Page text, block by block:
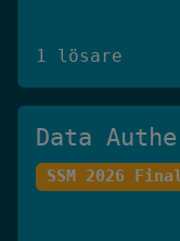
1 lösare
Data
SSM 2026